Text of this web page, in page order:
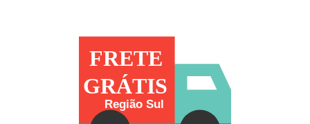
FRETE
GRÁTIS
Região Sul